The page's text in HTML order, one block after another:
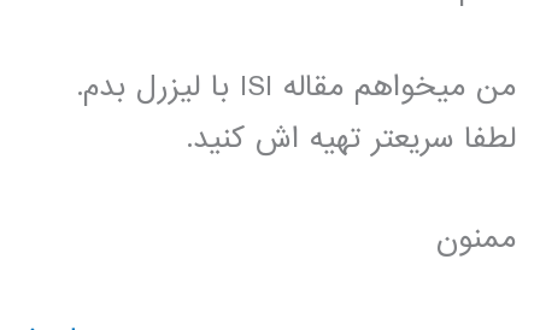
من میخواهم مقاله ISI با لیزرل بدم.
لطفا سریعتر تهیه اش کنید.
ممنون